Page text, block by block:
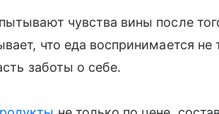
чувства вины после
что еда воспринимается не
заботы о себе.